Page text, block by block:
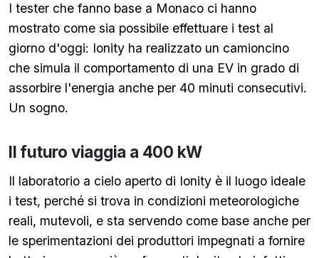
I tester che fanno base a Monaco ci hanno
mostrato come sia possibile effettuare i test al
giorno d'oggi: Ionity ha realizzato un camioncino
che simula il comportamento di una EV in grado di
assorbire l'energia anche per 40 minuti consecutivi.
Un sogno.
Il futuro viaggia a 400 kW
Il laboratorio a cielo aperto di Ionity è il luogo ideale
i test, perché si trova in condizioni meteorologiche
reali, mutevoli, e sta servendo come base anche per
le sperimentazioni dei produttori impegnati a fornire